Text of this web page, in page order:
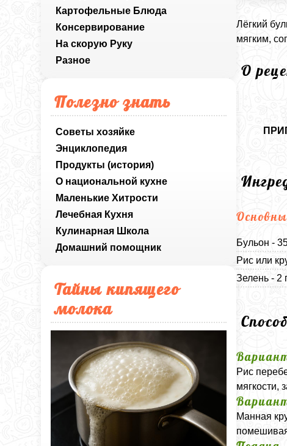
Картофельные Блюда
Консервирование
На скорую Руку
Разное
Полезно знать
Советы хозяйке
Энциклопедия
Продукты (история)
О национальной кухне
Маленькие Хитрости
Лечебная Кухня
Кулинарная Школа
Домашний помощник
Тайны кипящего
молока
Лёгкий
мягким,
О
Бульон -
Рис или
Зелень - 2
Рис
мягкости,
Манная